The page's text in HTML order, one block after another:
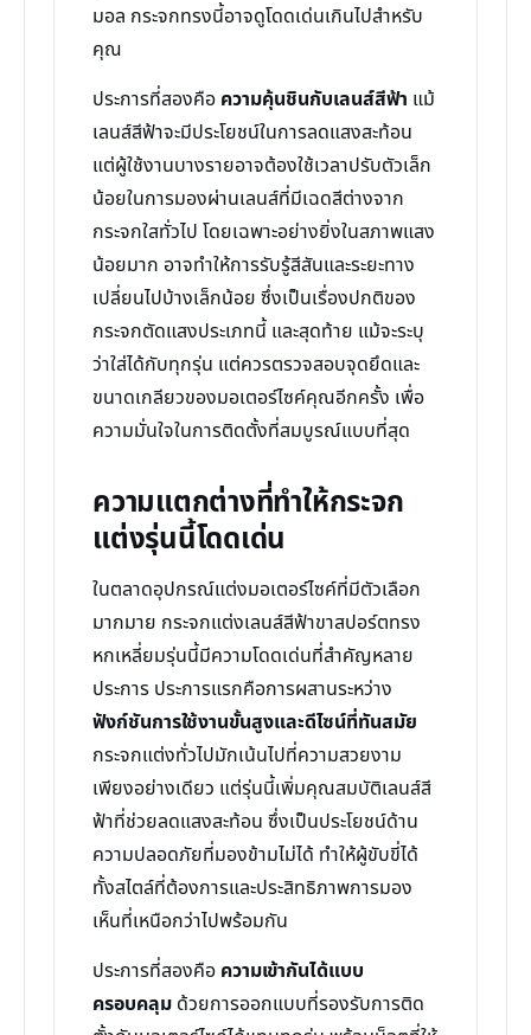
มอล กระจกทรงนี้อาจดูโดดเด่นเกินไปสำหรับ
คุณ
ประการที่สองคือ ความคุ้นชินกับเลนส์สีฟ้า แม้
เลนส์สีฟ้าจะมีประโยชน์ในการลดแสงสะท้อน
แต่ผู้ใช้งานบางรายอาจต้องใช้เวลาปรับตัวเล็ก
น้อยในการมองผ่านเลนส์ที่มีเฉดสีต่างจาก
กระจกใสทั่วไป โดยเฉพาะอย่างยิ่งในสภาพแสง
น้อยมาก อาจทำให้การรับรู้สีสันและระยะทาง
เปลี่ยนไปบ้างเล็กน้อย ซึ่งเป็นเรื่องปกติของ
กระจกตัดแสงประเภทนี้ และสุดท้าย แม้จะระบุ
ว่าใส่ได้กับทุกรุ่น แต่ควรตรวจสอบจุดยึดและ
ขนาดเกลียวของมอเตอร์ไซค์คุณอีกครั้ง เพื่อ
ความมั่นใจในการติดตั้งที่สมบูรณ์แบบที่สุด
ความแตกต่างที่ทำให้กระจก
แต่งรุ่นนี้โดดเด่น
ในตลาดอุปกรณ์แต่งมอเตอร์ไซค์ที่มีตัวเลือก
มากมาย กระจกแต่งเลนส์สีฟ้าขาสปอร์ตทรง
หกเหลี่ยมรุ่นนี้มีความโดดเด่นที่สำคัญหลาย
ประการ ประการแรกคือการผสานระหว่าง
ฟังก์ชันการใช้งานขั้นสูงและดีไซน์ที่ทันสมัย
กระจกแต่งทั่วไปมักเน้นไปที่ความสวยงาม
เพียงอย่างเดียว แต่รุ่นนี้เพิ่มคุณสมบัติเลนส์สี
ฟ้าที่ช่วยลดแสงสะท้อน ซึ่งเป็นประโยชน์ด้าน
ความปลอดภัยที่มองข้ามไม่ได้ ทำให้ผู้ขับขี่ได้
ทั้งสไตล์ที่ต้องการและประสิทธิภาพการมอง
เห็นที่เหนือกว่าไปพร้อมกัน
ประการที่สองคือ ความเข้ากันได้แบบ
ครอบคลุม ด้วยการออกแบบที่รองรับการติด